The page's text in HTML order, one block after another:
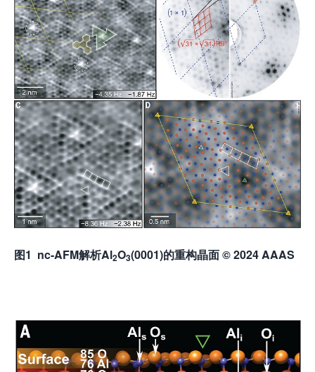
图1 nc-AFM解析Al2O3(0001)的重构晶面© 2024 AAAS